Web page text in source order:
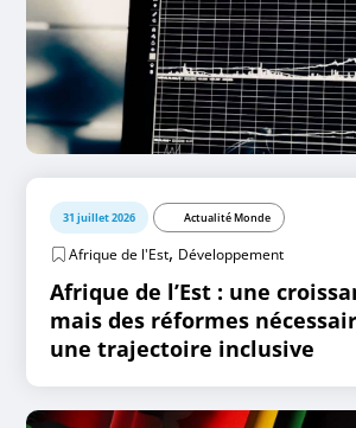
31 juillet 2026 Actualité Monde
Afrique de l'Est, Développement
Afrique de l’Est : une
mais des réformes
une trajectoire inclusive